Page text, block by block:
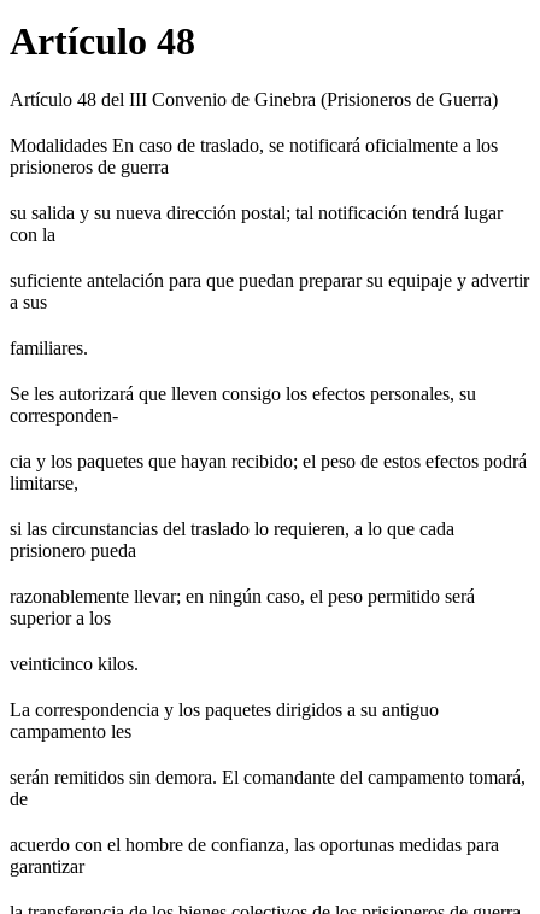
Artículo 48
Artículo 48 del III Convenio de Ginebra (Prisioneros de Guerra)
Modalidades En caso de traslado, se notificará oficialmente a los
prisioneros de guerra
su salida y su nueva dirección postal; tal notificación tendrá lugar
con la
suficiente antelación para que puedan preparar su equipaje y advertir
a sus
familiares.
Se les autorizará que lleven consigo los efectos personales, su
corresponden-
cia y los paquetes que hayan recibido; el peso de estos efectos podrá
limitarse,
si las circunstancias del traslado lo requieren, a lo que cada
prisionero pueda
razonablemente llevar; en ningún caso, el peso permitido será
superior a los
veinticinco kilos.
La correspondencia y los paquetes dirigidos a su antiguo
campamento les
serán remitidos sin demora. El comandante del campamento tomará,
de
acuerdo con el hombre de confianza, las oportunas medidas para
garantizar